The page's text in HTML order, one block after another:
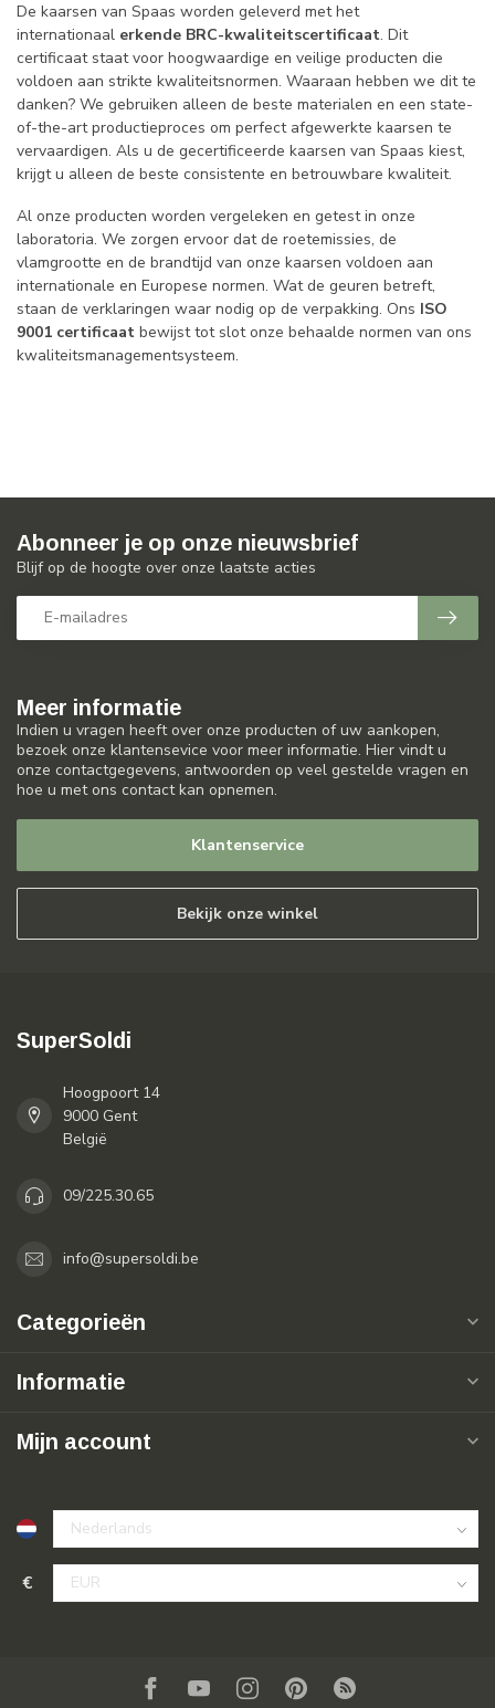
De kaarsen van Spaas worden geleverd met het
internationaal erkende BRC-kwaliteitscertificaat. Dit
certificaat staat voor hoogwaardige en veilige producten die
voldoen aan strikte kwaliteitsnormen. Waaraan hebben we dit te
danken? We gebruiken alleen de beste materialen en een state-
of-the-art productieproces om perfect afgewerkte kaarsen te
vervaardigen. Als u de gecertificeerde kaarsen van Spaas kiest,
krijgt u alleen de beste consistente en betrouwbare kwaliteit.
Al onze producten worden vergeleken en getest in onze
laboratoria. We zorgen ervoor dat de roetemissies, de
vlamgrootte en de brandtijd van onze kaarsen voldoen aan
internationale en Europese normen. Wat de geuren betreft,
staan de verklaringen waar nodig op de verpakking. Ons ISO
9001 certificaat bewijst tot slot onze behaalde normen van ons
kwaliteitsmanagementsysteem.
Meer informatie
Indien u vragen heeft over onze producten of uw aankopen,
bezoek onze klantensevice voor meer informatie. Hier vindt u
onze contactgegevens, antwoorden op veel gestelde vragen en
hoe u met ons contact kan opnemen.
Klantenservice
Bekijk onze winkel
Abonneer je op onze nieuwsbrief
Blijf op de hoogte over onze laatste acties
SuperSoldi
Hoogpoort 14
9000 Gent
België
09/225.30.65
info@supersoldi.be
Categorieën
Informatie
Mijn account
€